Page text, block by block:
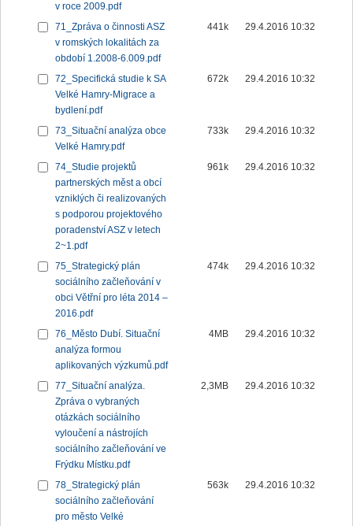
v roce 2009.pdf
71_Zpráva o činnosti ASZ
v romských lokalitách za
období 1.2008-6.009.pdf
441k 29.4.2016 10:32
72_Specifická studie k SA
Velké Hamry-Migrace a
bydlení.pdf
672k 29.4.2016 10:32
73_Situační analýza obce
Velké Hamry.pdf
733k 29.4.2016 10:32
74_Studie projektů
partnerských měst a obcí
vzniklých či realizovaných
s podporou projektového
poradenství ASZ v letech
2~1.pdf
961k 29.4.2016 10:32
75_Strategický plán
sociálního začleňování v
obci Větřní pro léta 2014 –
2016.pdf
474k 29.4.2016 10:32
76_Město Dubí. Situační
analýza formou
aplikovaných výzkumů.pdf
4MB 29.4.2016 10:32
77_Situační analýza.
Zpráva o vybraných
otázkách sociálního
vyloučení a nástrojích
sociálního začleňování ve
Frýdku Místku.pdf
2,3MB 29.4.2016 10:32
78_Strategický plán
sociálního začleňování
pro město Velké
563k 29.4.2016 10:32